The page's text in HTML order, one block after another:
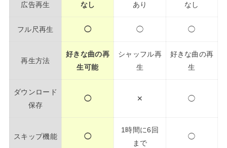
広告再生 なし あり なし
フル尺再生 ◯ ◯ ◯
再生方法
好きな曲の再
生可能
シャッフル再
生
好きな曲の再
生
ダウンロード
保存
◯ ✕ ◯
スキップ機能 ◯
1時間に6回
まで
◯